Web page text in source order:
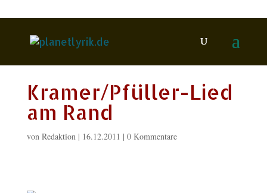
Kramer/Pfüller-Lied
am Rand
von Redaktion| 16.12.2011 | 0 Kommentare